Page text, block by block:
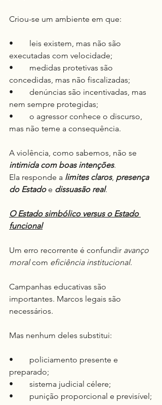
Criou-se um ambiente em que:
•	leis existem, mas não são
executadas com velocidade;
•	medidas protetivas são
concedidas, mas não fiscalizadas;
•	denúncias são incentivadas, mas
nem sempre protegidas;
•	o agressor conhece o discurso,
mas não teme a consequência.
A violência, como sabemos, não se
intimida com boas intenções.
Ela responde a limites claros, presença
do Estado e dissuasão real.
O Estado simbólico versus o Estado
funcional
Um erro recorrente é confundir avanço
moral com eficiência institucional.
Campanhas educativas são
importantes. Marcos legais são
necessários.
Mas nenhum deles substitui:
•	policiamento presente e
preparado;
•	sistema judicial célere;
•	punição proporcional e previsível;